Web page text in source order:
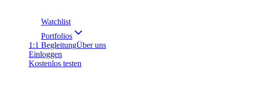
Watchlist
Portfolios
1:1 BegleitungÜber uns
Einloggen
Kostenlos testen